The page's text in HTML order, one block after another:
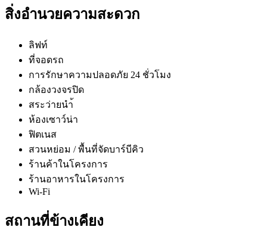
สิ่งอำนวยความสะดวก
ลิฟท์
ที่จอดรถ
การรักษาความปลอดภัย 24 ชั่วโมง
กล้องวงจรปิด
สระว่ายนำ้
ห้องเซาว์น่า
ฟิตเนส
สวนหย่อม / พื้นที่จัดบาร์บีคิว
ร้านค้าในโครงการ
ร้านอาหารในโครงการ
Wi-Fi
สถานที่ข้างเคียง